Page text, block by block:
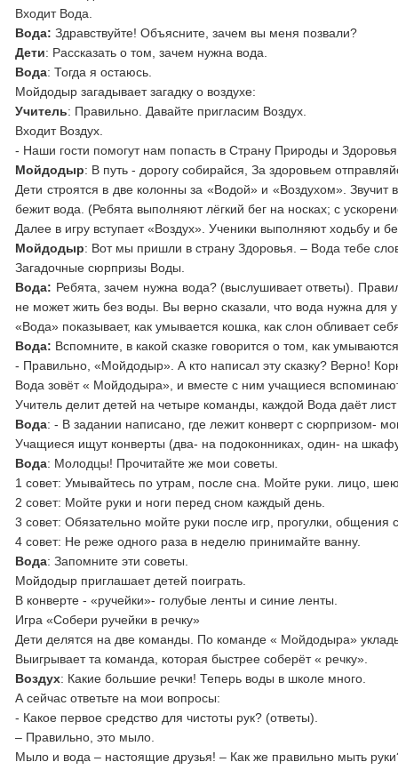
Входит Вода.
Вода: Здравствуйте! Объясните, зачем вы меня позвали?
Дети: Рассказать о том, зачем нужна вода.
Вода: Тогда я остаюсь.
Мойдодыр загадывает загадку о воздухе:
Учитель: Правильно. Давайте пригласим Воздух.
Входит Воздух.
- Наши гости помогут нам попасть в Страну Природы и
Мойдодыр: В путь - дорогу собирайся, За здоровьем
Дети строятся в две колонны за «Водой» и «Воздухом».
бежит вода. (Ребята выполняют лёгкий бег на носках; с
Далее в игру вступает «Воздух». Ученики выполняют ходьбу и
Мойдодыр: Вот мы пришли в страну Здоровья. – Вода тебе
Загадочные сюрпризы Воды.
Вода: Ребята, зачем нужна вода? (выслушивает ответы).
не может жить без воды. Вы верно сказали, что вода нужна
«Вода» показывает, как умывается кошка, как слон обливает
Вода: Вспомните, в какой сказке говорится о том, как
- Правильно, «Мойдодыр». А кто написал эту сказку? Верно!
Вода зовёт « Мойдодыра», и вместе с ним учащиеся
Учитель делит детей на четыре команды, каждой Вода даёт
Вода: - В задании написано, где лежит конверт с сюрпризом-
Учащиеся ищут конверты (два- на подоконниках, один- на
Вода: Молодцы! Прочитайте же мои советы.
1 совет: Умывайтесь по утрам, после сна. Мойте руки. лицо,
2 совет: Мойте руки и ноги перед сном каждый день.
3 совет: Обязательно мойте руки после игр, прогулки, общения
4 совет: Не реже одного раза в неделю принимайте ванну.
Вода: Запомните эти советы.
Мойдодыр приглашает детей поиграть.
В конверте - «ручейки»- голубые ленты и синие ленты.
Игра «Собери
Дети делятся на две команды. По команде « Мойдодыра»
Выигрывает та команда, которая быстрее соберёт « речку».
Воздух: Какие большие речки! Теперь воды в школе много.
А сейчас ответьте на мои вопросы:
- Какое первое средство для чистоты рук? (ответы).
– Правильно, это мыло.
Мыло и вода – настоящие друзья! – Как же правильно мыть